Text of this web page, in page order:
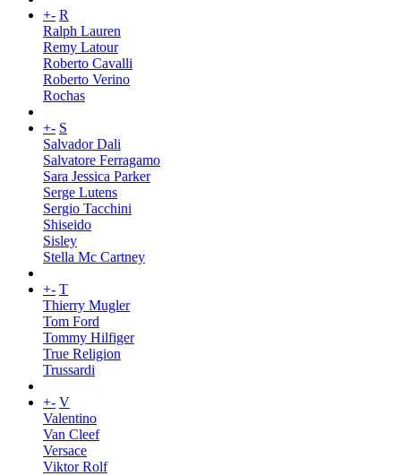
+- R
Ralph Lauren
Remy Latour
Roberto Cavalli
Roberto Verino
Rochas
+- S
Salvador Dali
Salvatore Ferragamo
Sara Jessica Parker
Serge Lutens
Sergio Tacchini
Shiseido
Sisley
Stella Mc Cartney
+- T
Thierry Mugler
Tom Ford
Tommy Hilfiger
True Religion
Trussardi
+- V
Valentino
Van Cleef
Versace
Viktor Rolf